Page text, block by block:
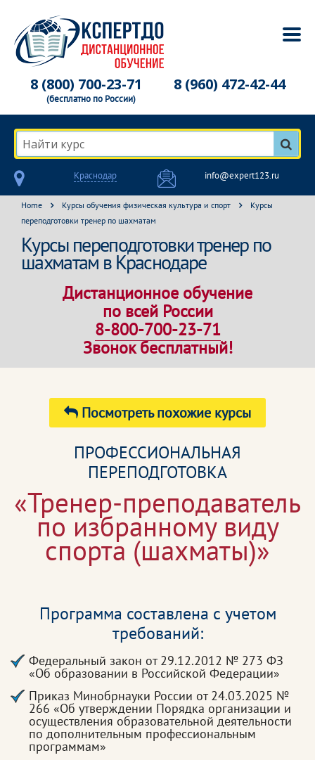
8 (800) 700-23-71
(бесплатно по России)
8 (960) 472-42-44
Найти курс
Краснодар info@expert123.ru
Home Курсы обучения физическая культура и спорт
Курсы
переподготовки тренер по шахматам
Курсы переподготовки тренер по
шахматам в Краснодаре
Дистанционное обучение
по всей России
8-800-700-23-71
Звонок бесплатный!
Посмотреть похожие курсы
ПРОФЕССИОНАЛЬНАЯ
ПЕРЕПОДГОТОВКА
«Тренер-преподаватель
по избранному виду
спорта (шахматы)»
Программа составлена с учетом
требований:
Федеральный закон от 29.12.2012 № 273 ФЗ
«Об образовании в Российской Федерации»
Приказ Минобрнауки России от 24.03.2025 №
266 «Об утверждении Порядка организации и
осуществления образовательной деятельности
по дополнительным профессиональным
программам»